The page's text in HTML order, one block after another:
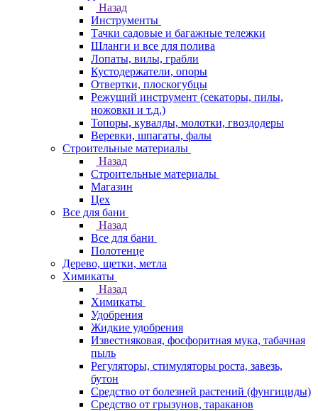
Назад
Инструменты
Тачки садовые и багажные тележки
Шланги и все для полива
Лопаты, вилы, грабли
Кустодержатели, опоры
Отвертки, плоскогубцы
Режущий инструмент (секаторы, пилы,
ножовки и т.д.)
Топоры, кувалды, молотки, гвоздодеры
Веревки, шпагаты, фалы
Строительные материалы
Назад
Строительные материалы
Магазин
Цех
Все для бани
Назад
Все для бани
Полотенце
Дерево, щетки, метла
Химикаты
Назад
Химикаты
Удобрения
Жидкие удобрения
Известняковая, фосфоритная мука, табачная
пыль
Регуляторы, стимуляторы роста, завезь,
бутон
Средство от болезней растений (фунгициды)
Средство от грызунов, тараканов